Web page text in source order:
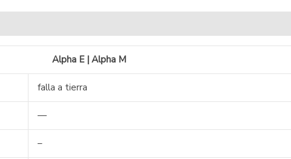
Alpha E | Alpha M
falla a tierra
—
–